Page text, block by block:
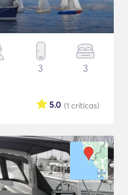
3 3
(1 críticas)
5.0